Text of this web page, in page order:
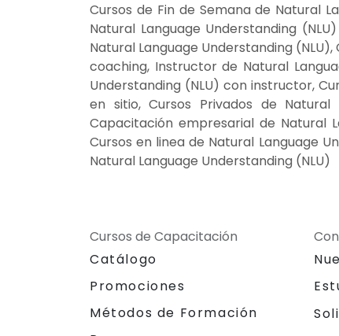
Cursos de Fin de Semana de Natural
Natural Language Understanding
Natural Language Understanding
coaching, Instructor de Natural
Understanding (NLU) con instructor,
en sitio, Cursos Privados de Natural
Capacitación empresarial de Natural
Cursos en linea de Natural Language
Natural Language Understanding (NLU)
Cursos de Capacitación
Catálogo
Promociones
Métodos de Formación